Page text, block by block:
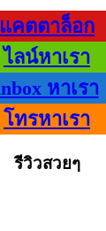
แคตตาล็อก
ไลน์หาเรา
หาเรา
โทรหาเรา
รีวิวสวยๆ